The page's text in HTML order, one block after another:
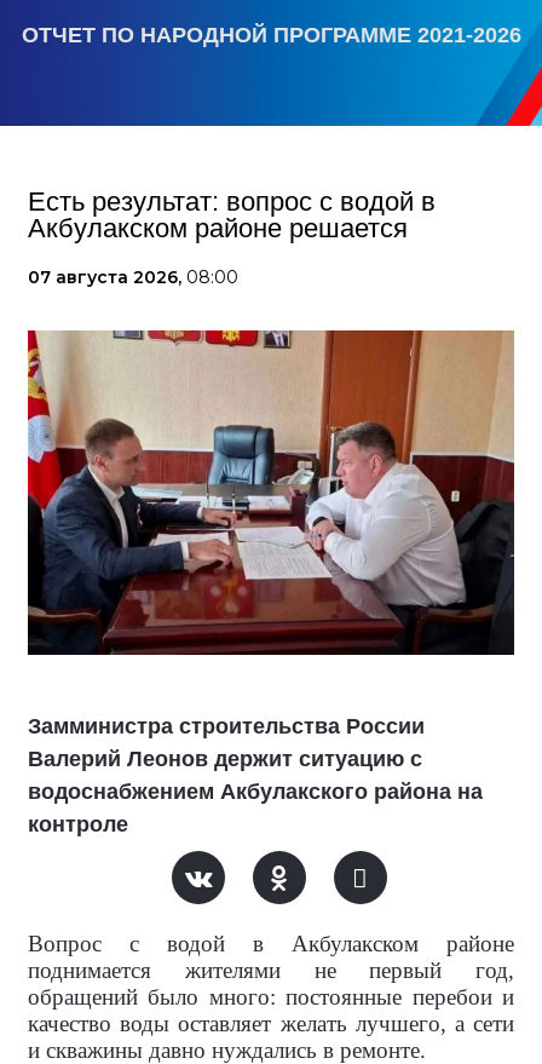
ОТЧЕТ ПО НАРОДНОЙ ПРОГРАММЕ 2021-2026
Есть результат: вопрос с водой в
Акбулакском районе решается
07 августа 2026, 08:00
Замминистра строительства России
Валерий Леонов держит ситуацию с
водоснабжением Акбулакского района на
контроле
Вопрос с водой в Акбулакском районе
поднимается жителями не первый год,
обращений было много: постоянные перебои и
качество воды оставляет желать лучшего, а сети
и скважины давно нуждались в ремонте.